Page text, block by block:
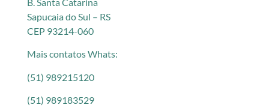
Sapucaia do Sul – RS
CEP 93214-060
Mais contatos Whats:
(51) 989215120
(51) 989183529